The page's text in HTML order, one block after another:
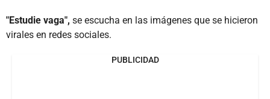
"Estudie vaga", se escucha en las imágenes que se hicieron
virales en redes sociales.
PUBLICIDAD